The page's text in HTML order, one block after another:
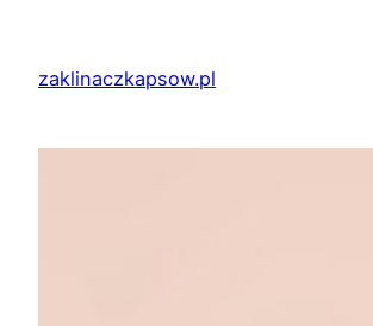
treścizaklinaczkapsow.pl